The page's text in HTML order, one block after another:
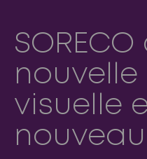
visuelle